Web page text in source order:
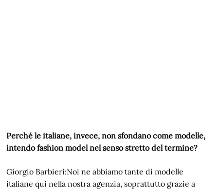
Perché le italiane, invece, non sfondano come modelle,
intendo fashion model nel senso stretto del termine?
Giorgio Barbieri:Noi ne abbiamo tante di modelle
italiane qui nella nostra agenzia, soprattutto grazie a